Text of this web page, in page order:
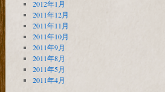
2012年1月
2011年12月
2011年11月
2011年10月
2011年9月
2011年8月
2011年5月
2011年4月